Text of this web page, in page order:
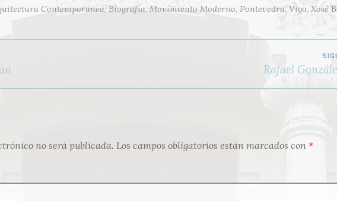
Contemporánea, Biografía, Movimiento Moderno, Pontevedra, Vigo, Xosé
Rafael
no será publicada. Los campos obligatorios están marcados con *